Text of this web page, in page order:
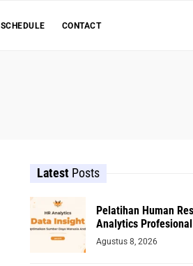
SCHEDULE CONTACT
Latest Posts
Pelatihan Human
Analytics
Agustus 8, 2026